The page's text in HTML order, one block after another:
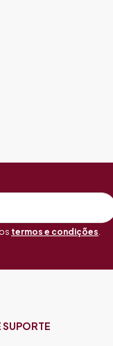
termos e condições
SUPORTE